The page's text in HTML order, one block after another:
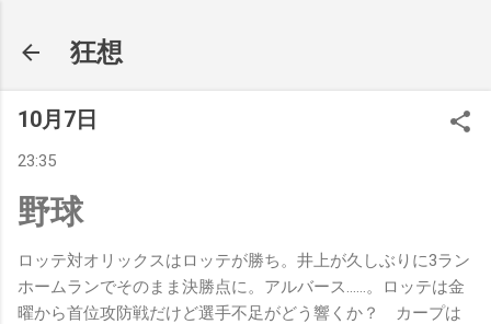
狂想
10月7日
23:35
野球
ロッテ対オリックスはロッテが勝ち。井上が久しぶりに3ラン
ホームランでそのまま決勝点に。アルバース……。ロッテは金
曜から首位攻防戦だけど選手不足がどう響くか？ カープは